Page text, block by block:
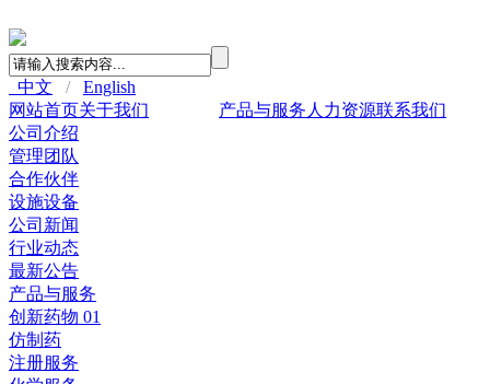
中文 /
English
网站首页关于我们 产品与服务 人力资源联系我们
公司介绍
管理团队
合作伙伴
设施设备
公司新闻
行业动态
最新公告
产品与服务
创新药物 01
仿制药
注册服务